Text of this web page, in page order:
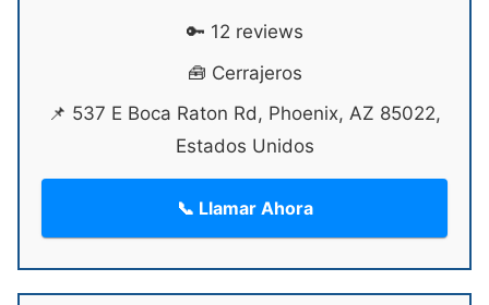
🔑 12 reviews
🧰 Cerrajeros
📌 537 E Boca Raton Rd, Phoenix, AZ 85022,
Estados Unidos
📞 Llamar Ahora